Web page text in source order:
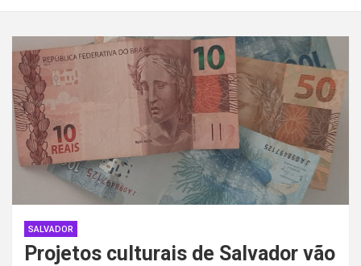
SALVADOR
Projetos culturais de Salvador vão